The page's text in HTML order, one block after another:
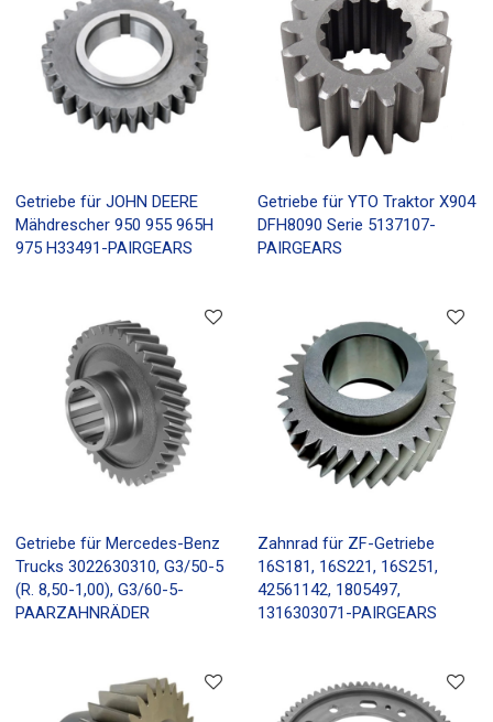
Getriebe für JOHN DEERE
Mähdrescher 950 955 965H
975 H33491-PAIRGEARS
Getriebe für YTO Traktor X904
DFH8090 Serie 5137107-
PAIRGEARS
Getriebe für Mercedes-Benz
Trucks 3022630310, G3/50-5
(R. 8,50-1,00), G3/60-5-
PAARZAHNRÄDER
Zahnrad für ZF-Getriebe
16S181, 16S221, 16S251,
42561142, 1805497,
1316303071-PAIRGEARS